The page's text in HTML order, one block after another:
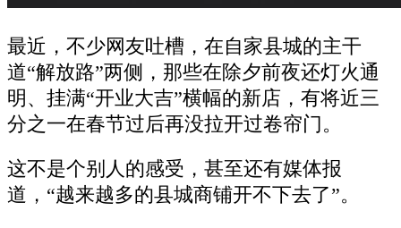
最近，不少网友吐槽，在自家县城的主干
道“解放路”两侧，那些在除夕前夜还灯火通
明、挂满“开业大吉”横幅的新店，有将近三
分之一在春节过后再没拉开过卷帘门。
这不是个别人的感受，甚至还有媒体报
道，“越来越多的县城商铺开不下去了”。